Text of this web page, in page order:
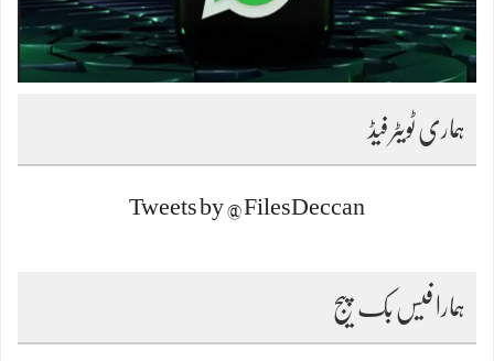
ہماری ٹویٹر فیڈ
Tweets by @FilesDeccan
ہمارا فیس بک پیج